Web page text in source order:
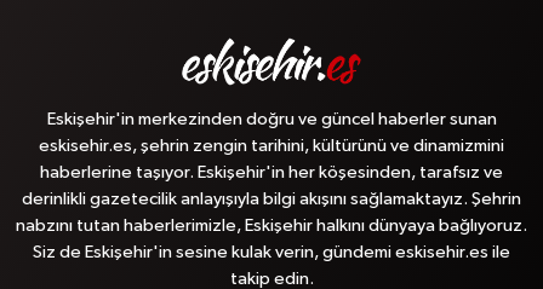
Eskişehir'in merkezinden doğru ve güncel haberler sunan
eskisehir.es, şehrin zengin tarihini, kültürünü ve dinamizmini
haberlerine taşıyor. Eskişehir'in her köşesinden, tarafsız ve
derinlikli gazetecilik anlayışıyla bilgi akışını sağlamaktayız. Şehrin
nabzını tutan haberlerimizle, Eskişehir halkını dünyaya bağlıyoruz.
Siz de Eskişehir'in sesine kulak verin, gündemi eskisehir.es ile
takip edin.